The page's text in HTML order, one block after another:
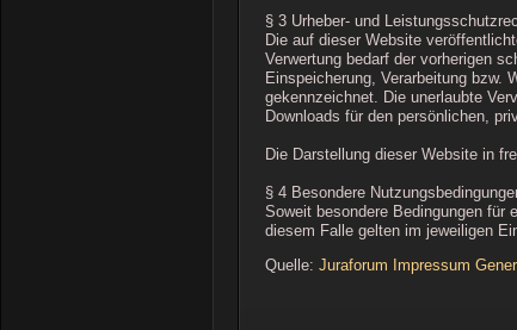
§ 3 Urheber- und
Die auf dieser Website
Verwertung bedarf der vorherigen
Einspeicherung, Verarbeitung bzw.
gekennzeichnet. Die unerlaubte
Downloads für den persönlichen,
Die Darstellung dieser Website in
§ 4 Besondere
Soweit besondere Bedingungen für
diesem Falle gelten im jeweiligen
Quelle: Juraforum Impressum